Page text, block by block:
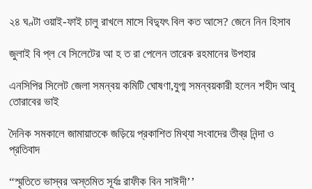
২৪ ঘণ্টা ওয়াই-ফাই চালু রাখলে মাসে বিদ্যুৎ বিল কত আসে? জেনে নিন হিসাব
জুলাই বি প্ল বে সিলেটের আ হ ত রা পেলেন তারেক রহমানের উপহার
এনসিপির সিলেট জেলা সমন্বয় কমিটি ঘোষণা,যুগ্ম সমন্বয়কারী হলেন শহীদ আবু
তোরাবের ভাই
দৈনিক সমকালে জামায়াতকে জড়িয়ে প্রকাশিত মিথ্যা সংবাদের তীব্র নিন্দা ও
প্রতিবাদ
“স্মৃতিতে ভাস্বর অস্তমিত সূর্যঃ রাফীক বিন সাঈদী’’